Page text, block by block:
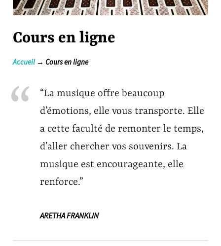
Cours en ligne
Accueil→ Cours en ligne
“La musique offre beaucoup
d’émotions, elle vous transporte. Elle
a cette faculté de remonter le temps,
d’aller chercher vos souvenirs. La
musique est encourageante, elle
renforce.”
ARETHA FRANKLIN